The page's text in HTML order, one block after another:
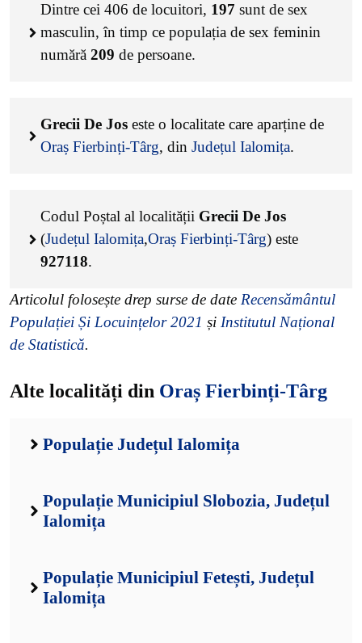
Dintre cei 406 de locuitori, 197 sunt de sex
masculin, în timp ce populația de sex feminin
numără 209 de persoane.
Grecii De Jos este o localitate care aparține de
Oraș Fierbinți-Târg, din Județul Ialomița.
Codul Poștal al localității Grecii De Jos
(Județul Ialomița,Oraș Fierbinți-Târg) este
927118.
Articolul folosește drep surse de date Recensământul
Populației Și Locuințelor 2021 și Institutul Național
de Statistică.
Alte localități din Oraș Fierbinți-Târg
Populație Județul Ialomița
Populație Municipiul Slobozia, Județul
Ialomița
Populație Municipiul Fetești, Județul
Ialomița